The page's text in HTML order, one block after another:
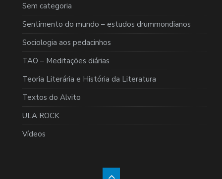
Sem categoria
Sentimento do mundo – estudos drummondianos
Sociologia aos pedacinhos
TAO – Meditações diárias
Teoria Literária e História da Literatura
Textos do Alvito
ULA ROCK
Vídeos